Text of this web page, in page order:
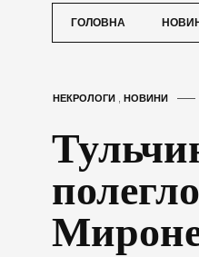
ГОЛОВНА
НЕКРОЛОГИ НОВИНИ